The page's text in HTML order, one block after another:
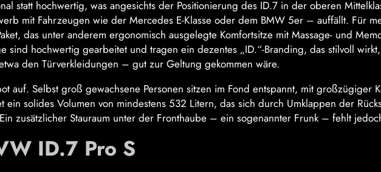
statt hochwertig, was angesichts der Positionierung des ID.7 in der oberen
mit Fahrzeugen wie der Mercedes E-Klasse oder dem BMW 5er – auffällt. Für
das unter anderem ergonomisch ausgelegte Komfortsitze mit Massage- und
sind hochwertig gearbeitet und tragen ein dezentes „ID.“-Branding, das stilvoll wirkt,
den Türverkleidungen – gut zur Geltung gekommen wäre.
auf. Selbst groß gewachsene Personen sitzen im Fond entspannt, mit großzügiger
solides Volumen von mindestens 532 Litern, das sich durch Umklappen der
zusätzlicher Stauraum unter der Fronthaube – ein sogenannter Frunk – fehlt
ID.7 Pro S